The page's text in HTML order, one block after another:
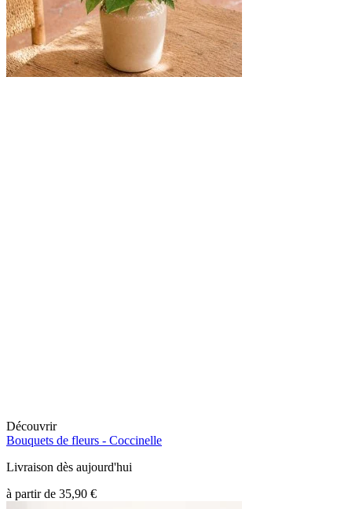
Découvrir
Bouquets de fleurs - Coccinelle
Livraison dès aujourd'hui
à partir de 35,90 €